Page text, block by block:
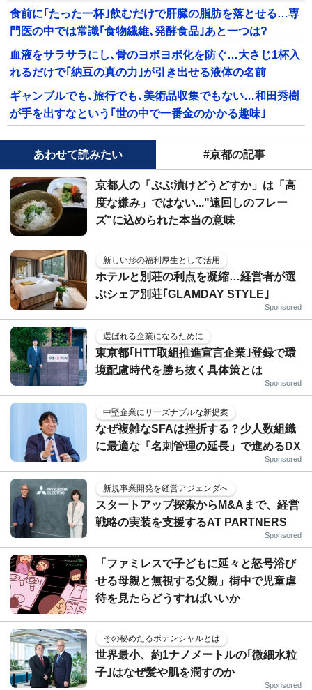
食前に｢たった一杯｣飲むだけで肝臓の脂肪を落とせる…専
門医の中では常識｢食物繊維､発酵食品｣あと一つは?
血液をサラサラにし､骨のヨボヨボ化を防ぐ…大さじ1杯入
れるだけで｢納豆の真の力｣が引き出せる液体の名前
ギャンブルでも､旅行でも､美術品収集でもない…和田秀樹
が手を出すなという｢世の中で一番金のかかる趣味｣
あわせて読みたい #京都の記事
京都人の「ぶぶ漬けどうどすか」は「高
度な嫌み」ではない..."遠回しのフレー
ズ"に込められた本当の意味
新しい形の福利厚生として活用
ホテルと別荘の利点を凝縮…経営者が選
ぶシェア別荘｢GLAMDAY STYLE｣
Sponsored
選ばれる企業になるために
東京都｢HTT取組推進宣言企業｣登録で環
境配慮時代を勝ち抜く具体策とは
Sponsored
中堅企業にリーズナブルな新提案
なぜ複雑なSFAは挫折する？少人数組織
に最適な「名刺管理の延長」で進めるDX
Sponsored
新規事業開発を経営アジェンダへ
スタートアップ探索からM&Aまで、経営
戦略の実装を支援するAT PARTNERS
Sponsored
「ファミレスで子どもに延々と怒号浴び
せる母親と無視する父親」街中で児童虐
待を見たらどうすればいいか
その秘めたるポテンシャルとは
世界最小、約1ナノメートルの｢微細水粒
子｣はなぜ髪や肌を潤すのか
Sponsored